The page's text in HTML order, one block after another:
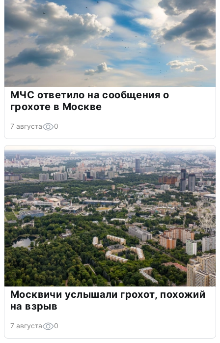
МЧС ответило на сообщения о
грохоте в Москве
7 августа 0
Москвичи услышали грохот, похожий
на взрыв
7 августа 0